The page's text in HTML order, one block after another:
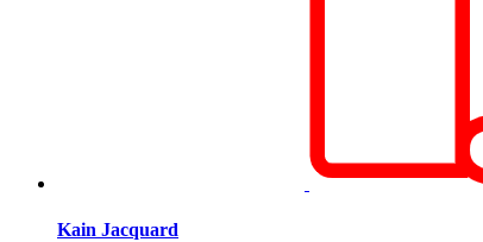
Kain Jacquard